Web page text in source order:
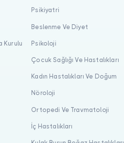
Kurulu
Psikiyatri
Beslenme Ve Diyet
Psikoloji
Çocuk Sağlığı Ve Hastalıkları
Kadın Hastalıkları Ve Doğum
Nöroloji
Ortopedi Ve Travmatoloji
İç Hastalıkları